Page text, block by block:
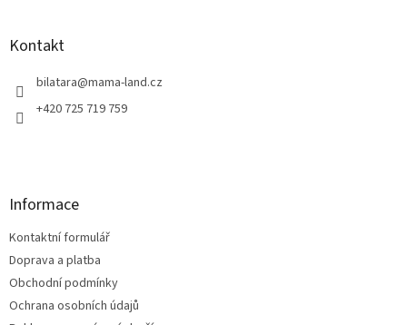
Kontakt
bilatara@mama-land.cz
+420 725 719 759
Informace
Kontaktní formulář
Doprava a platba
Obchodní podmínky
Ochrana osobních údajů